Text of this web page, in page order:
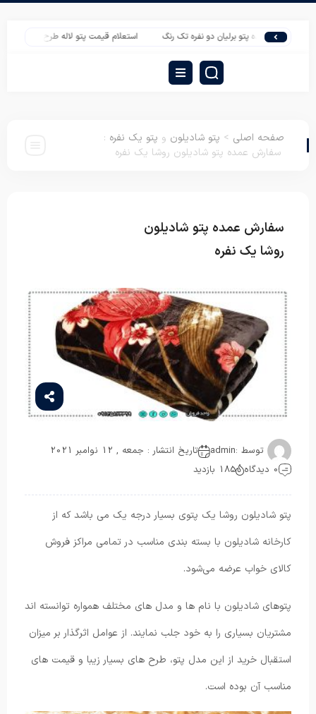
عمده پتو برلیان دو نفره تک رنگ استعلام قیمت پتو لاله طرح برجسته الوان از
صفحه اصلی > پتو شادیلون و پتو یک نفره :
سفارش عمده پتو شادیلون روشا یک نفره
سفارش عمده پتو شادیلون
روشا یک نفره
توسط :admin
تاریخ انتشار : جمعه , 12 نوامبر 2021
0 دیدگاه
185 بازدید
پتو شادیلون روشا یک پتوی بسیار درجه یک می باشد که از
کارخانه شادیلون با بسته بندی مناسب در تمامی مراکز فروش
کالای خواب عرضه می‌شود.
پتوهای شادیلون با نام ها و مدل های مختلف همواره توانسته اند
مشتریان بسیاری را به خود جلب نمایند. از عوامل اثرگذار بر میزان
استقبال خرید از این مدل پتو، طرح های بسیار زیبا و قیمت های
مناسب آن بوده است.